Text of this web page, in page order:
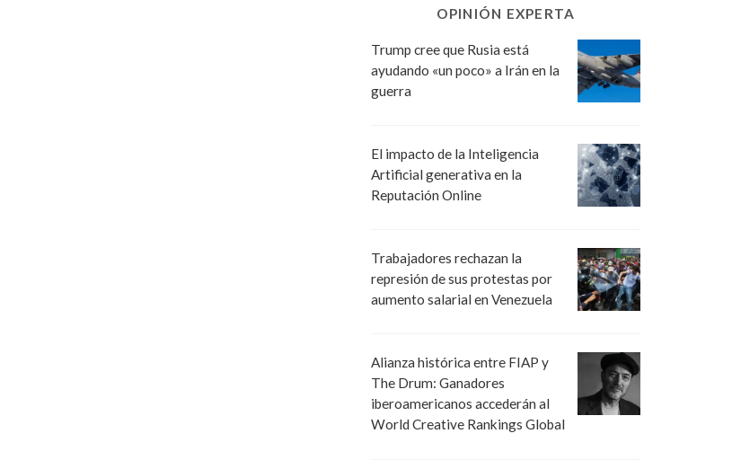
OPINIÓN EXPERTA
Trump cree que Rusia está
ayudando «un poco» a Irán en la
guerra
El impacto de la Inteligencia
Artificial generativa en la
Reputación Online
Trabajadores rechazan la
represión de sus protestas por
aumento salarial en Venezuela
Alianza histórica entre FIAP y
The Drum: Ganadores
iberoamericanos accederán al
World Creative Rankings Global